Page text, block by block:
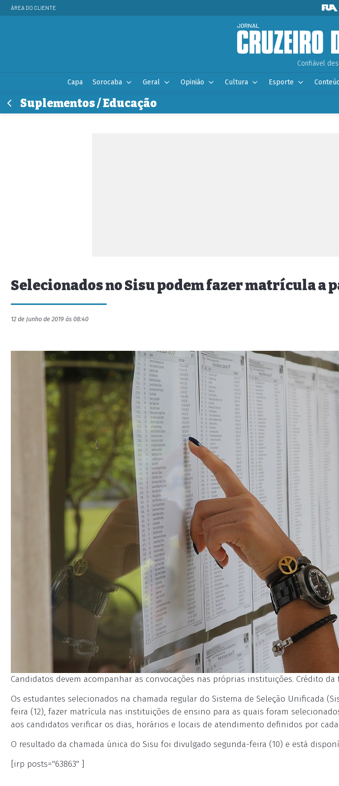
ÁREA DO CLIENTE
Confiável
Capa Sorocaba Geral Opinião Cultura Esporte
Suplementos / Educação
Selecionados no Sisu podem fazer matrícula a
12 de Junho de 2019 às 08:40
Candidatos devem acompanhar as convocações nas próprias instituições. Crédito da
Os estudantes selecionados na chamada regular do Sistema de Seleção Unificada
feira (12), fazer matrícula nas instituições de ensino para as quais foram
aos candidatos verificar os dias, horários e locais de atendimento definidos por
O resultado da chamada única do Sisu foi divulgado segunda-feira (10) e está
[irp posts="63863" ]